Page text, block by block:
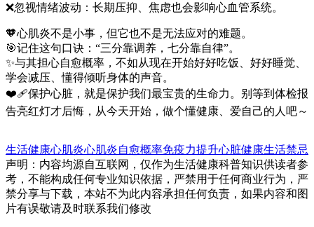
❌忽视情绪波动：长期压抑、焦虑也会影响心血管系统。
🧡心肌炎不是小事，但它也不是无法应对的难题。
🎯记住这句口诀：“三分靠调养，七分靠自律”。
✨与其担心自愈概率，不如从现在开始好好吃饭、好好睡觉、
学会减压、懂得倾听身体的声音。
❤️‍🩹保护心脏，就是保护我们最宝贵的生命力。别等到体检报
告亮红灯才后悔，从今天开始，做个懂健康、爱自己的人吧～
生活健康心肌炎心肌炎自愈概率免疫力提升心脏健康生活禁忌
声明：内容均源自互联网，仅作为生活健康科普知识供读者参
考，不能构成任何专业知识依据，严禁用于任何商业行为，严
禁分享与下载，本站不为此内容承担任何负责，如果内容和图
片有误敬请及时联系我们修改